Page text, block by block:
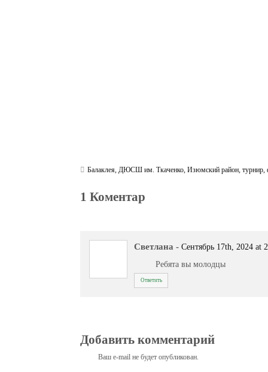
Балаклея,ДЮСШ им. Ткаченко,Изюмский район,турнир,
1 Коментар
Светлана - Сентябрь 17th, 2024 at
Ребята вы молодцы
Ответить
Добавить комментарий
Ваш e-mail не будет опубликован.